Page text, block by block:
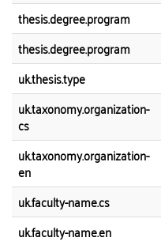
thesis.degree.program
thesis.degree.program
uk.thesis.type
uk.taxonomy.organization-
cs
uk.taxonomy.organization-
en
uk.faculty-name.cs
uk.faculty-name.en